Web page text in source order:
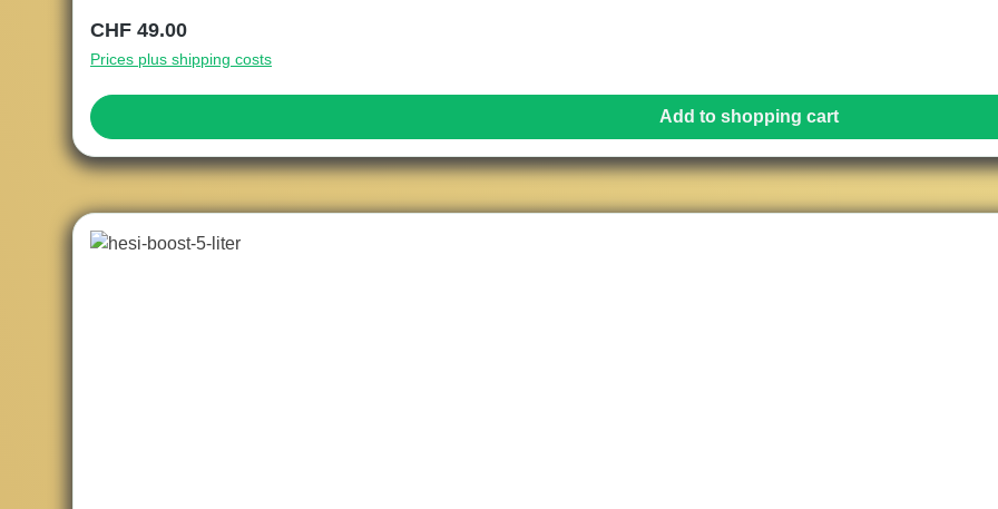
Regular price:
CHF 49.00
Prices plus shipping costs
Add to shopping cart